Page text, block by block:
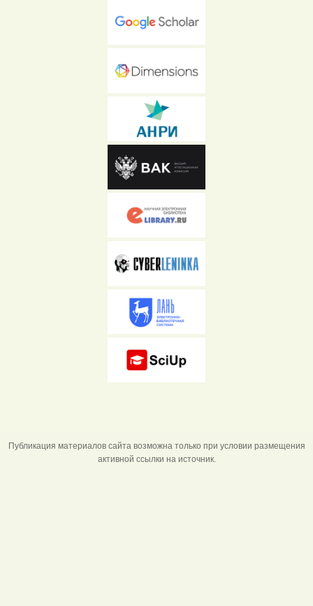
Публикация материалов сайта возможна только при условии размещения
активной ссылки на источник.